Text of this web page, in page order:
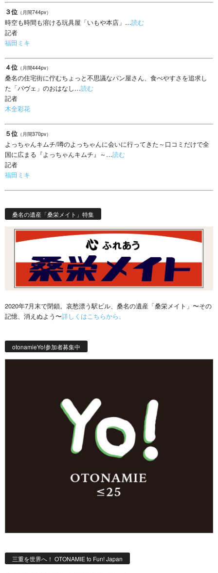
３位 （月間744pv）
時空も時間も溶ける玩具屋「いもや本店」…読む
記者
福田ミキ
４位 （月間444pv）
桑名の住宅街に佇むちょっと不思議なパン屋さん、食べやすさを追求し
た「パヴェ」のおはなし…読む
記者
木全彩花
５位 （月間370pv）
よっちゃんキムチ/噂のよっちゃんに会いに行ってきた～口コミだけで全
国に広まる『よっちゃんキムチ』～…読む
記者
福田ミキ
桑名の遺産「桑栄メイト」特集
2020年7月末で閉鎖。哀愁漂う駅ビル、桑名の遺産「桑栄メイト」〜その
記憶、消えぬよう〜詳しくはこちらから。
otonamieYo!参加者募集中
三重を世界へ！ OTONAMIE to Fun! Japan